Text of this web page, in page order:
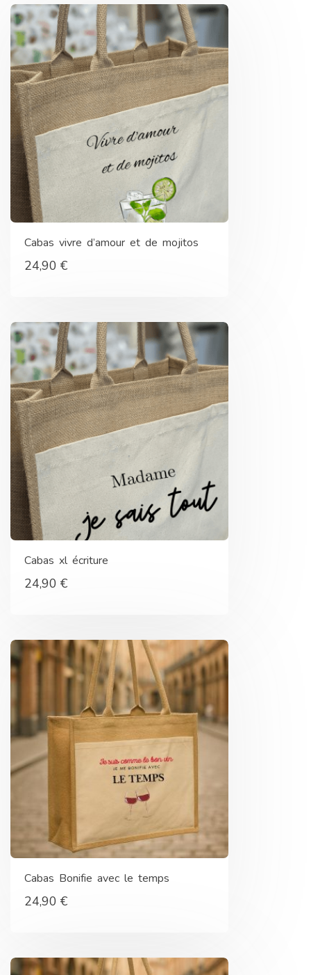
Cabas vivre d’amour et de mojitos
24,90 €
Cabas xl écriture
24,90 €
Cabas Bonifie avec le temps
24,90 €